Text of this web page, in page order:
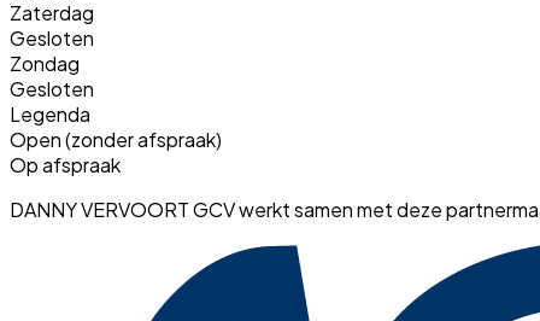
Zaterdag
Gesloten
Zondag
Gesloten
Legenda
Open (zonder afspraak)
Op afspraak
DANNY VERVOORT GCV werkt samen met deze